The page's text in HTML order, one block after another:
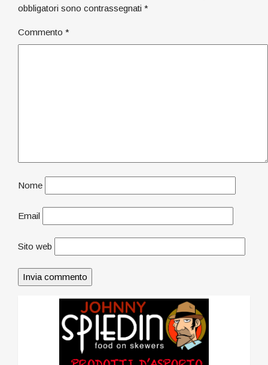
obbligatori sono contrassegnati *
Commento *
Nome
Email
Sito web